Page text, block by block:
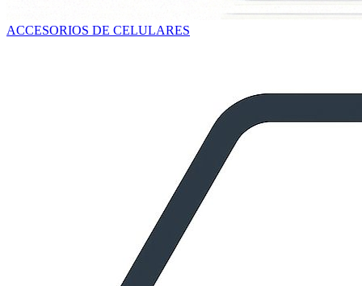
ACCESORIOS DE CELULARES